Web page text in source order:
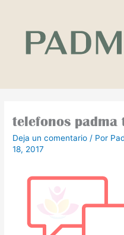
contenido
telefonos padma
Deja un comentario / Por
18, 2017